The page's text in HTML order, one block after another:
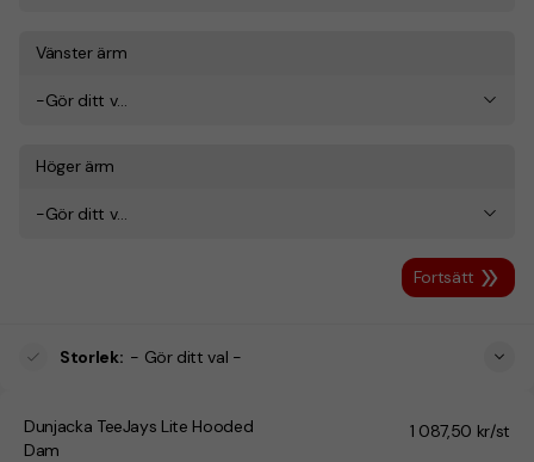
Vänster ärm
-Gör ditt val-
Höger ärm
-Gör ditt val-
Fortsätt
Storlek: - Gör ditt val -
Dunjacka TeeJays Lite Hooded
Dam
1 087,50 kr/st